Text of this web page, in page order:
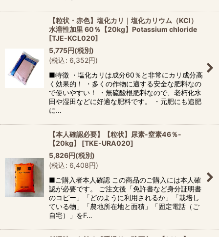
【粒状・赤色】塩化カリ｜塩化カリウム（KCl）
水溶性加里 60％【20kg】Potassium chloride
[TJE-KCL020]
5,775円(税別)
(税込: 6,352円)
■特徴 ・塩化カリは成分60％と非常にカリ成分高
く効果的！ ・多くの作物に適する安全な肥料なの
で使いやすい！ ・無硫酸根肥料なので、老朽化水
田や湿田などに好適な肥料です。 ・元肥にも追肥
に…
【本人確認必要】【粒状】尿素-窒素46％-
【20kg】
[TKE-URA020]
5,826円(税別)
(税込: 6,408円)
■ご購入者本人確認 この商品のご購入には本人確
認が必要です。 ご注文後「免許書など身分証明書
のコピー」「どのように利用されるか」「栽培し
ている物」「農地所在地と面積」「固定電話（ご
自宅）」をF…